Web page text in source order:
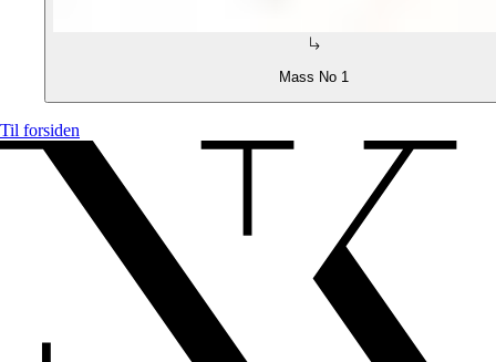
Mass No 1
Til forsiden